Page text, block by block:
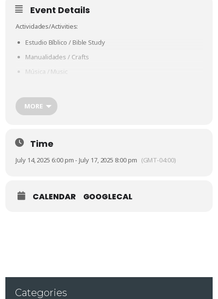
Event Details
Actividades/Activities:
Estudio Bíblico / Bible Study
Manualidades / Crafts
Música / Music
Premios / Prizes
Aperitivos / Snacks
MORE
Time
July 14, 2025 6:00 pm - July 17, 2025 8:00 pm (GMT-04:00)
CALENDAR GOOGLECAL
Categories